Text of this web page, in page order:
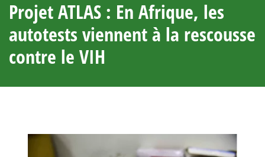
Projet ATLAS : En Afrique, les
autotests viennent à la rescousse
contre le VIH